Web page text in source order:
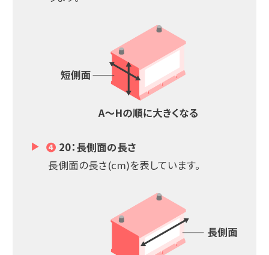
❹ 20：長側面の長さ
長側面の長さ(cm)を表しています。